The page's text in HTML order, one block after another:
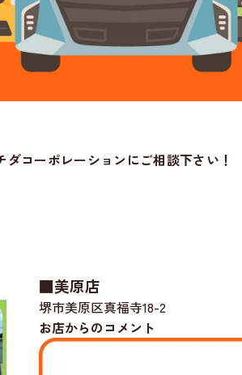
コーポレーションにご相談下さい！
■美原店
堺市美原区真福寺18-2
お店からのコメント